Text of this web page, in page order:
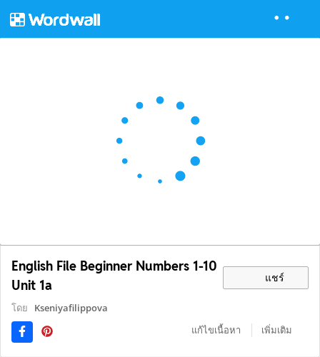
English File Beginner Numbers 1-10
Unit 1a
แชร์
โดย
Kseniyafilippova
แก้ไขเนื้อหา
เพิ่มเติม